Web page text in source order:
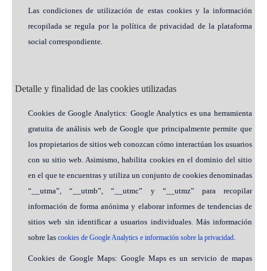
Las condiciones de utilización de estas cookies y la información
recopilada se regula por la política de privacidad de la plataforma
social correspondiente.
Detalle y finalidad de las cookies utilizadas
Cookies de Google Analytics: Google Analytics es una herramienta
gratuita de análisis web de Google que principalmente permite que
los propietarios de sitios web conozcan cómo interactúan los usuarios
con su sitio web. Asimismo, habilita cookies en el dominio del sitio
en el que te encuentras y utiliza un conjunto de cookies denominadas
“__utma”, “__utmb”, “__utmc” y “__utmz” para recopilar
información de forma anónima y elaborar informes de tendencias de
sitios web sin identificar a usuarios individuales. Más información
sobre las cookies de Google Analytics e información sobre la privacidad
Cookies de Google Maps: Google Maps es un servicio de mapas